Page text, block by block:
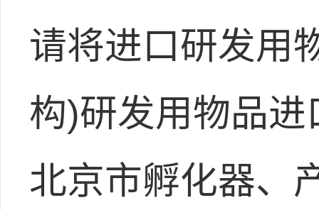
请将进口研发用
构)研发用物品进
北京市孵化器、